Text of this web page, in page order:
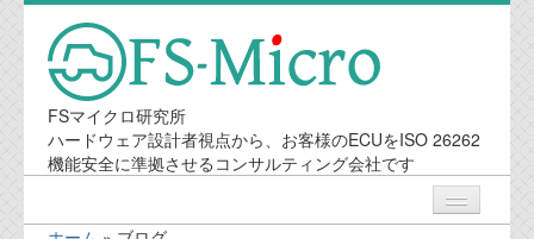
FSマイクロ研究所
ハードウェア設計者視点から、お客様のECUをISO 26262
機能安全に準拠させるコンサルティング会社です